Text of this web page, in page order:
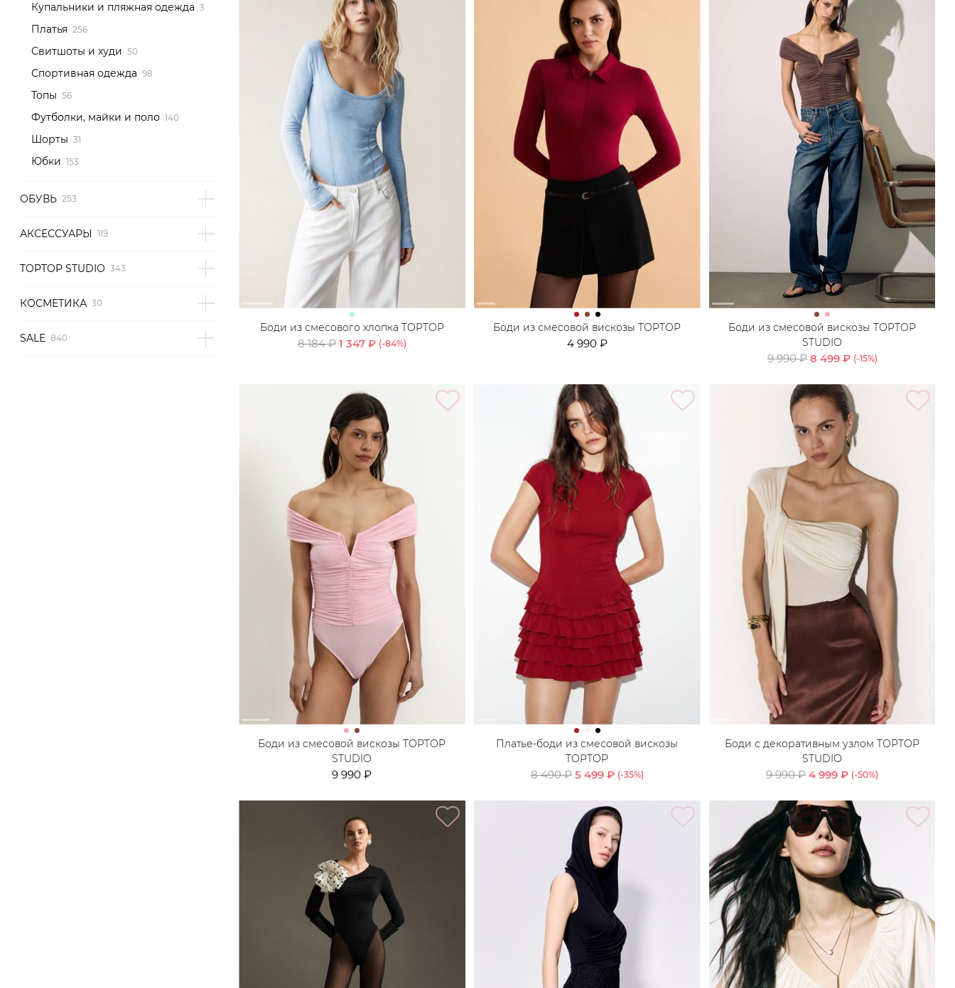
Купальники и пляжная одежда
Платья
Свитшоты и худи
Спортивная одежда
Топы
Футболки, майки и поло
Шорты
Юбки
ОБУВЬ
АКСЕССУАРЫ
TOPTOP STUDIO
КОСМЕТИКА
SALE
Боди из смесового хлопка TOPTOP
8 184 ₽ 1 347 ₽ (-84%)
Боди из смесовой вискозы TOPTOP
4 990 ₽
Боди из смесовой вискозы TOPTOP
STUDIO
9 990 ₽ 8 499 ₽ (-15%)
Боди из смесовой вискозы TOPTOP
STUDIO
9 990 ₽
Платье-боди из смесовой вискозы
TOPTOP
8 490 ₽ 5 499 ₽ (-35%)
Боди с декоративным узлом TOPTOP
STUDIO
9 990 ₽ 4 999 ₽ (-50%)